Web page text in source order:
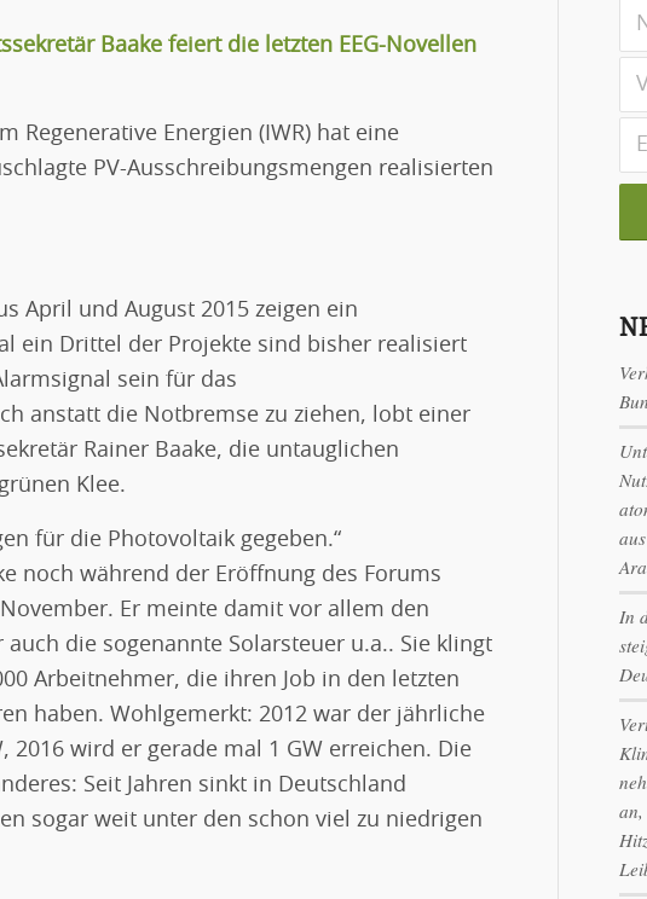
Baake feiert die letzten EEG-Novellen
Regenerative Energien (IWR) hat eine
PV-Ausschreibungsmengen realisierten
April und August 2015 zeigen ein
ein Drittel der Projekte sind bisher realisiert
sein für das
anstatt die Notbremse zu ziehen, lobt einer
Rainer Baake, die untauglichen
Klee.
für die Photovoltaik gegeben.“
noch während der Eröffnung des Forums
Er meinte damit vor allem den
die sogenannte Solarsteuer u.a.. Sie klingt
Arbeitnehmer, die ihren Job in den letzten
haben. Wohlgemerkt: 2012 war der jährliche
2016 wird er gerade mal 1 GW erreichen. Die
Seit Jahren sinkt in Deutschland
sogar weit unter den schon viel zu niedrigen
In